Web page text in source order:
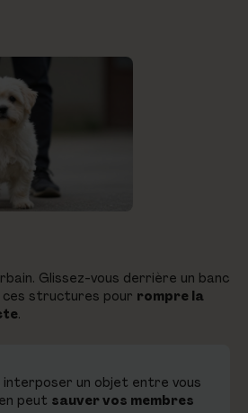
Glissez-vous derrière un banc
ces structures pour rompre la
.
interposer un objet entre vous
peut sauver vos membres